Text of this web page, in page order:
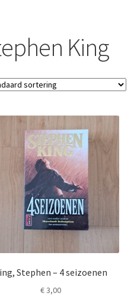
King
Stephen – 4 seizoenen
€3,00